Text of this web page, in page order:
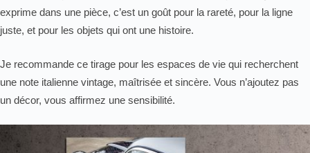
exprime dans une pièce, c’est un goût pour la rareté, pour la ligne
juste, et pour les objets qui ont une histoire.
Je recommande ce tirage pour les espaces de vie qui recherchent
une note italienne vintage, maîtrisée et sincère. Vous n’ajoutez pas
un décor, vous affirmez une sensibilité.